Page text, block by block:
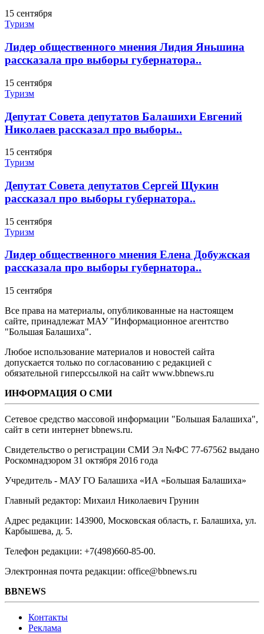
15 сентября
Туризм
Лидер общественного мнения Лидия Яньшина
рассказала про выборы губернатора..
15 сентября
Туризм
Депутат Совета депутатов Балашихи Евгений
Николаев рассказал про выборы..
15 сентября
Туризм
Депутат Совета депутатов Сергей Щукин
рассказал про выборы губернатора..
15 сентября
Туризм
Лидер общественного мнения Елена Добужская
рассказала про выборы губернатора..
15 сентября
Все права на материалы, опубликованные на настоящем
сайте, принадлежат МАУ "Информационное агентство
"Большая Балашиха".
Любое использование материалов и новостей сайта
допускается только по согласованию с редакцией с
обязательной гиперссылкой на сайт www.bbnews.ru
ИНФОРМАЦИЯ О СМИ
Сетевое средство массовой информации "Большая Балашиха",
сайт в сети интернет bbnews.ru.
Свидетельство о регистрации СМИ Эл №ФС ‎77-67562 выдано
Роскомнадзором 31 октября 2016 года
Учредитель - МАУ ГО Балашиха «ИА «Большая Балашиха»
Главный редактор: Михаил Николаевич Грунин
Адрес редакции: 143900, Московская область, г. Балашиха, ул.
Карбышева, д. 5.
Телефон редакции: +7(498)660-85-00.
Электронная почта редакции: office@bbnews.ru
BBNEWS
Контакты
Реклама